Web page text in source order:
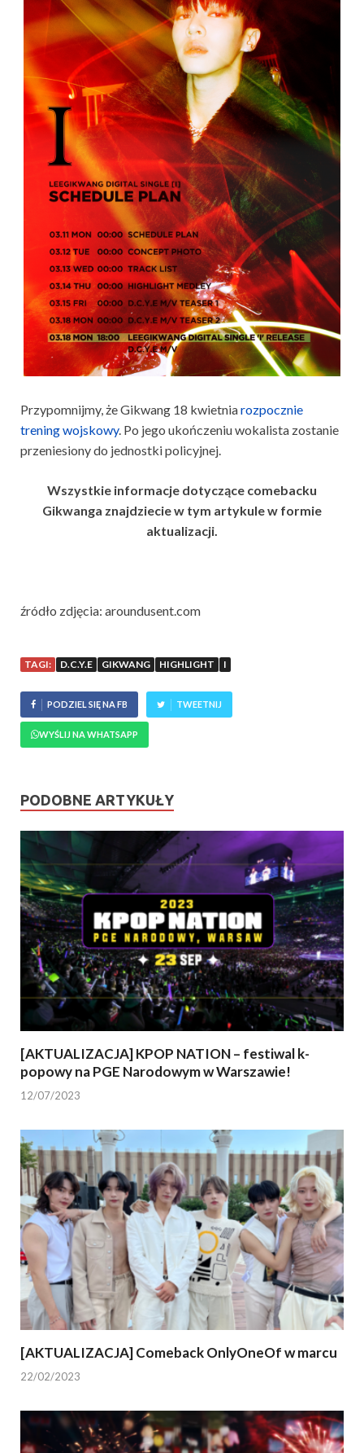
Przypomnijmy, że Gikwang 18 kwietniarozpocznie
trening wojskowy. Po jego ukończeniu wokalista zostanie
przeniesiony do jednostki policyjnej.
Wszystkie informacje dotyczące comebacku
Gikwanga znajdziecie w tym artykule w formie
aktualizacji.
źródło zdjęcia: aroundusent.com
TAGI: D.C.Y.E GIKWANG HIGHLIGHT I
PODZIEL SIĘ NA FB TWEETNIJ
WYŚLIJ NA WHATSAPP
PODOBNE ARTYKUŁY
[AKTUALIZACJA] KPOP NATION – festiwal k-
popowy na PGE Narodowym w Warszawie!
12/07/2023
[AKTUALIZACJA] Comeback OnlyOneOf w marcu
22/02/2023